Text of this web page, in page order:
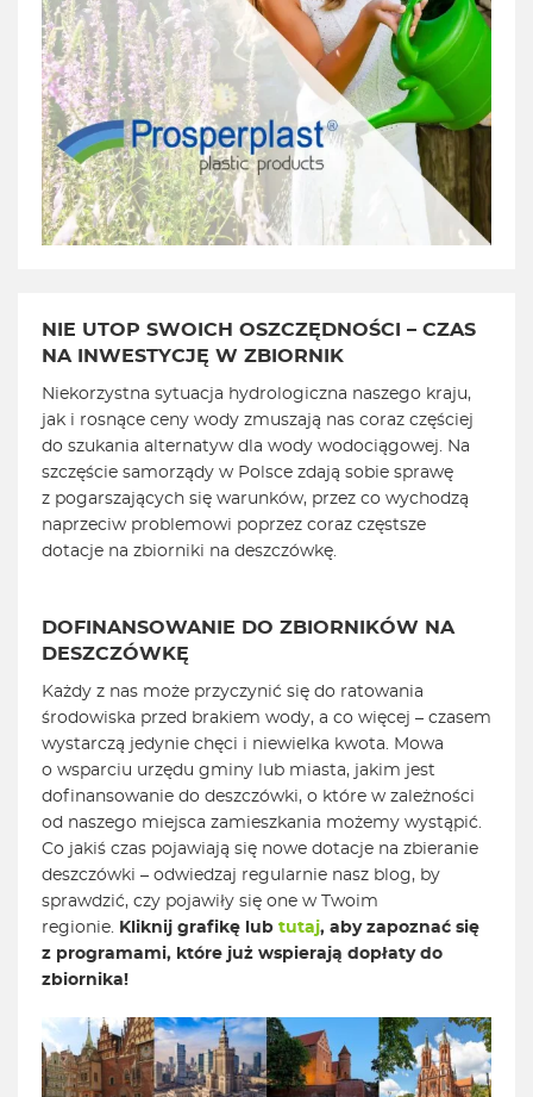
NIE UTOP SWOICH OSZCZĘDNOŚCI – CZAS
NA INWESTYCJĘ W ZBIORNIK
Niekorzystna sytuacja hydrologiczna naszego kraju,
jak i rosnące ceny wody zmuszają nas coraz częściej
do szukania alternatyw dla wody wodociągowej. Na
szczęście samorządy w Polsce zdają sobie sprawę
z pogarszających się warunków, przez co wychodzą
naprzeciw problemowi poprzez coraz częstsze
dotacje na zbiorniki na deszczówkę.
DOFINANSOWANIE DO ZBIORNIKÓW NA
DESZCZÓWKĘ
Każdy z nas może przyczynić się do ratowania
środowiska przed brakiem wody, a co więcej – czasem
wystarczą jedynie chęci i niewielka kwota. Mowa
o wsparciu urzędu gminy lub miasta, jakim jest
dofinansowanie do deszczówki, o które w zależności
od naszego miejsca zamieszkania możemy wystąpić.
Co jakiś czas pojawiają się nowe dotacje na zbieranie
deszczówki – odwiedzaj regularnie nasz blog, by
sprawdzić, czy pojawiły się one w Twoim
regionie.
Kliknij grafikę lub tutaj, aby zapoznać się
z programami, które już wspierają dopłaty do
zbiornika!